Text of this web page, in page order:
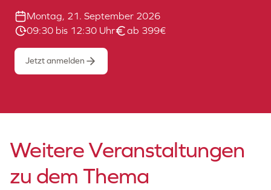
Montag, 21. September 2026
09:30 bis 12:30 Uhr
ab 399€
Jetzt anmelden
Weitere Veranstaltungen
zu dem Thema